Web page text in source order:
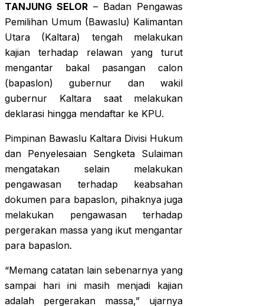
TANJUNG SELOR – Badan Pengawas
Pemilihan Umum (Bawaslu) Kalimantan
Utara (Kaltara) tengah melakukan
kajian terhadap relawan yang turut
mengantar bakal pasangan calon
(bapaslon) gubernur dan wakil
gubernur Kaltara saat melakukan
deklarasi hingga mendaftar ke KPU.
Pimpinan Bawaslu Kaltara Divisi Hukum
dan Penyelesaian Sengketa Sulaiman
mengatakan selain melakukan
pengawasan terhadap keabsahan
dokumen para bapaslon, pihaknya juga
melakukan pengawasan terhadap
pergerakan massa yang ikut mengantar
para bapaslon.
“Memang catatan lain sebenarnya yang
sampai hari ini masih menjadi kajian
adalah pergerakan massa,” ujarnya